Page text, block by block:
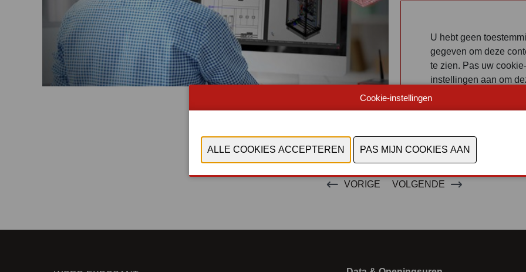
U hebt geen
gegeven om deze
te zien. Pas uw cookie-
instellingen aan om
VORIGE VOLGENDE
Cookie-instellingen